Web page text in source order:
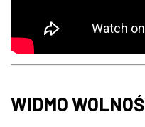
WIDMO